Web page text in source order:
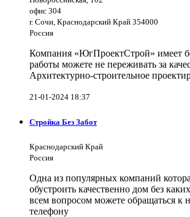
офис 304
г. Сочи, Краснодарский Край 354000
Россия
Компания «ЮгПроектСтрой» имеет
работы можете не переживать за
Архитектурно-строительное
21-01-2024 18:37
Стройка Без Забот
Краснодарский Край
Россия
Одна из популярных компаний
обустроить качественно дом без
всем вопросом можете обращаться к
телефону